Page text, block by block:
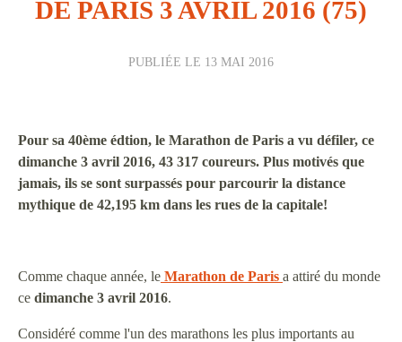
DE PARIS 3 AVRIL 2016 (75)
PUBLIÉE LE 13 MAI 2016
Pour sa 40ème édtion, le Marathon de Paris a vu défiler, ce
dimanche 3 avril 2016, 43 317 coureurs. Plus motivés que
jamais, ils se sont surpassés pour parcourir la distance
mythique de 42,195 km dans les rues de la capitale!
Comme chaque année, le Marathon de Paris a attiré du monde
ce dimanche 3 avril 2016.
Considéré comme l'un des marathons les plus importants au